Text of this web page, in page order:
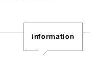
information